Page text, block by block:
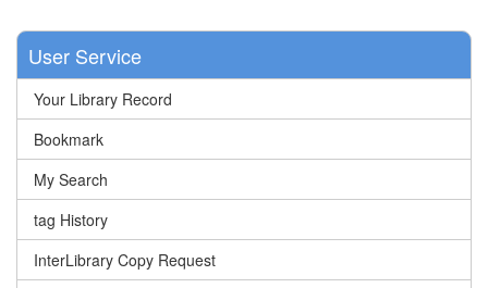
User Service
Your Library Record
Bookmark
My Search
tag History
InterLibrary Copy Request